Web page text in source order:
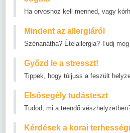
Ha orvoshoz kell menned, vagy
Mindent az allergiáról
Szénanátha? Ételallergia? Tudj
Győzd le a stresszt!
Tippek, hogy túljuss a feszült
Elsősegély tudásteszt
Tudod, mi a teendő
Kérdések a korai